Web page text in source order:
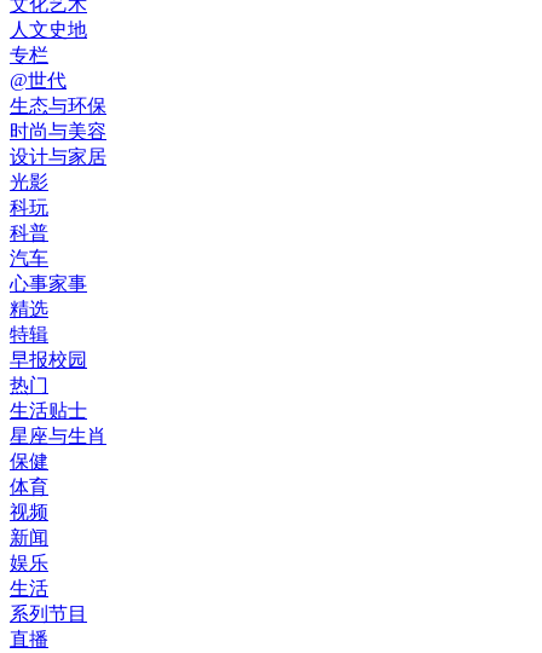
文化艺术
人文史地
专栏
@世代
生态与环保
时尚与美容
设计与家居
光影
科玩
科普
汽车
心事家事
精选
特辑
早报校园
热门
生活贴士
星座与生肖
保健
体育
视频
新闻
娱乐
生活
系列节目
直播